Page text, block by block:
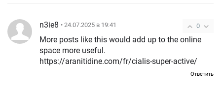
0
n3ie8 • 24.07.2025 в 19:41
More posts like this would add up to the online
space more useful.
https://aranitidine.com/fr/cialis-super-active/
Ответить